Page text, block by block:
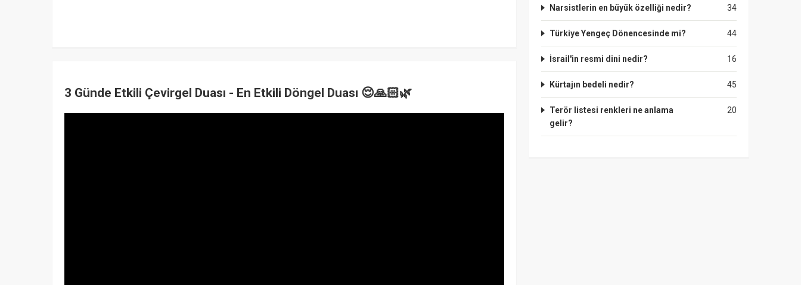
3 Günde Etkili Çevirgel Duası - En Etkili Döngel Duası 😌🙏🏻🌿
34
Narsistlerin en büyük özelliği nedir?
44
Türkiye Yengeç Dönencesinde mi?
16
İsrail'in resmi dini nedir?
45
Kürtajın bedeli nedir?
20
Terör listesi renkleri ne anlama
gelir?